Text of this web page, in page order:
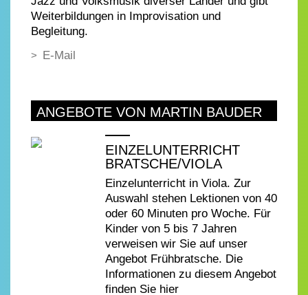
Weiterbildungen in Improvisation und
Begleitung.
E-Mail
ANGEBOTE VON MARTIN BAUDER
EINZELUNTERRICHT
BRATSCHE/VIOLA
Einzelunterricht in Viola. Zur
Auswahl stehen Lektionen von 40
oder 60 Minuten pro Woche. Für
Kinder von 5 bis 7 Jahren
verweisen wir Sie auf unser
Angebot Frühbratsche. Die
Informationen zu diesem Angebot
finden Sie hier